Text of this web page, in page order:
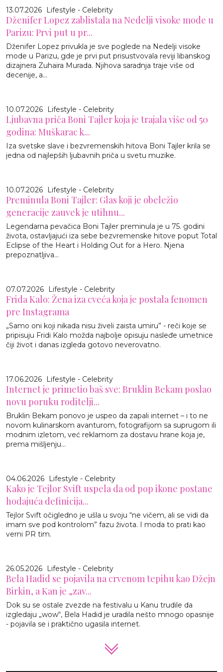
13.07.2026 Lifestyle - Celebrity
Dženifer Lopez zablistala na Nedelji visoke mode u
Parizu: Prvi put u pr...
Dženifer Lopez privukla je sve poglede na Nedelji visoke
mode u Parizu, gde je prvi put prisustvovala reviji libanskog
dizajnera Zuhaira Murada. Njihova saradnja traje više od
decenije, a...
10.07.2026 Lifestyle - Celebrity
Ljubavna priča Boni Tajler koja je trajala više od 50
godina: Muškarac k...
Iza svetske slave i bezvremenskih hitova Boni Tajler krila se
jedna od najlepših ljubavnih priča u svetu muzike.
10.07.2026 Lifestyle - Celebrity
Preminula Boni Tajler: Glas koji je obeležio
generacije zauvek je utihnu...
Legendarna pevačica Boni Tajler preminula je u 75. godini
života, ostavljajući iza sebe bezvremenske hitove poput Total
Eclipse of the Heart i Holding Out for a Hero. Njena
prepoznatljiva...
07.07.2026 Lifestyle - Celebrity
Frida Kalo: Žena iza cveća koja je postala fenomen
pre Instagrama
„Samo oni koji nikada nisu živeli zaista umiru” - reči koje se
pripisuju Fridi Kalo možda najbolje opisuju nasleđe umetnice
čiji život i danas izgleda gotovo neverovatno.
17.06.2026 Lifestyle - Celebrity
Internet je primetio baš sve: Bruklin Bekam poslao
novu poruku roditelji...
Bruklin Bekam ponovo je uspeo da zapali internet – i to ne
novom kulinarskom avanturom, fotografijom sa suprugom ili
modnim izletom, već reklamom za dostavu hrane koja je,
prema mišljenju...
04.06.2026 Lifestyle - Celebrity
Kako je Tejlor Svift uspela da od pop ikone postane
hodajuća definicija...
Tejlor Svift očigledno je ušla u svoju “ne vičem, ali se vidi da
imam sve pod kontrolom” fazu života. I moda to prati kao
verni PR tim.
26.05.2026 Lifestyle - Celebrity
Bela Hadid se pojavila na crvenom tepihu kao Džejn
Birkin, a Kan je „zav...
Dok su se ostale zvezde na festivalu u Kanu trudile da
izgledaju „wow“, Bela Hadid je uradila nešto mnogo opasnije
- pojavila se i praktično ugasila internet.